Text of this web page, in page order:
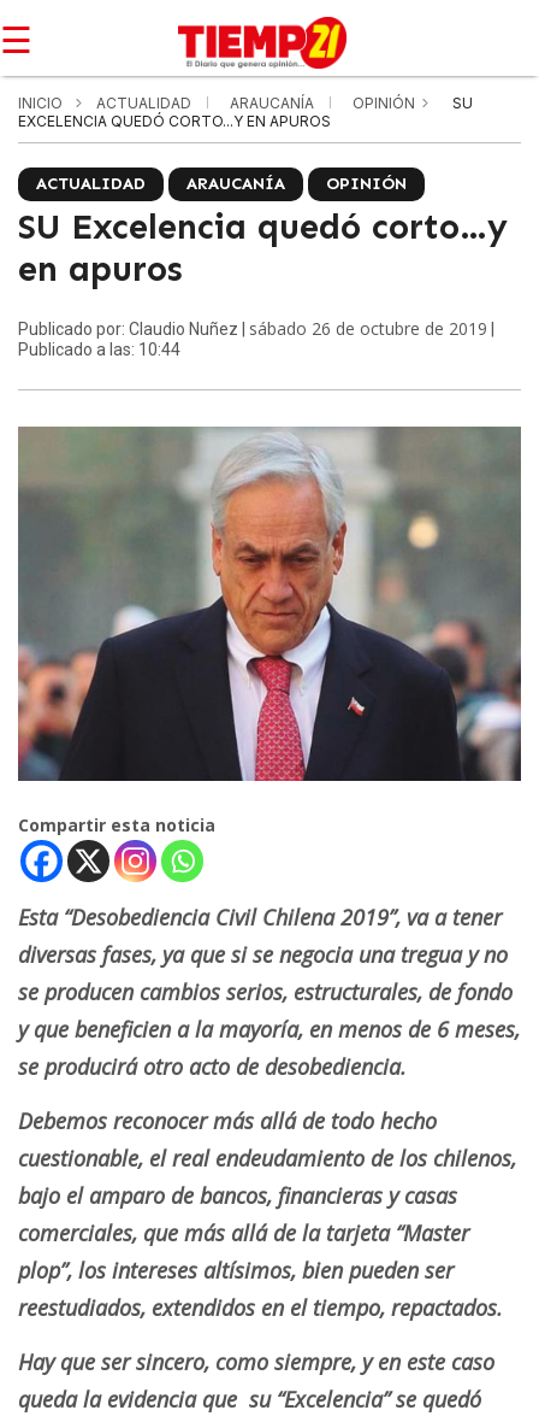
☰
INICIO ACTUALIDAD ARAUCANÍA OPINIÓN
SU
EXCELENCIA QUEDÓ CORTO...Y EN APUROS
ACTUALIDAD ARAUCANÍA OPINIÓN
SU Excelencia quedó corto…y
en apuros
Publicado por: Claudio Nuñez | sábado 26 de octubre de 2019
Publicado a las: 10:44
Compartir esta noticia
Esta “Desobediencia Civil Chilena 2019”, va a tener
diversas fases, ya que si se negocia una tregua y no
se producen cambios serios, estructurales, de fondo
y que beneficien a la mayoría, en menos de 6 meses,
se producirá otro acto de desobediencia.
Debemos reconocer más allá de todo hecho
cuestionable, el real endeudamiento de los chilenos,
bajo el amparo de bancos, financieras y casas
comerciales, que más allá de la tarjeta “Master
plop”, los intereses altísimos, bien pueden ser
reestudiados, extendidos en el tiempo, repactados.
Hay que ser sincero, como siempre, y en este caso
queda la evidencia que su “Excelencia” se quedó